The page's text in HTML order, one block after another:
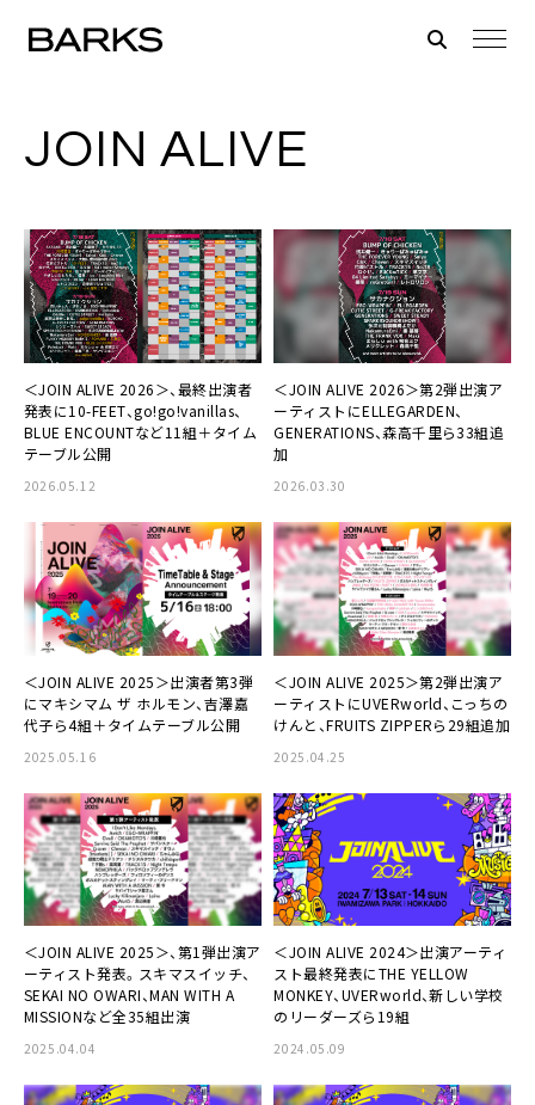
JOIN ALIVE
＜JOIN ALIVE 2026＞、最終出演者
発表に10-FEET、go!go!vanillas、
BLUE ENCOUNTなど11組＋タイム
テーブル公開
2026.05.12
＜JOIN ALIVE 2026＞第2弾出演ア
ーティストにELLEGARDEN、
GENERATIONS、森高千里ら33組追
加
2026.03.30
＜JOIN ALIVE 2025＞出演者第3弾
にマキシマム ザ ホルモン、吉澤嘉
代子ら4組＋タイムテーブル公開
2025.05.16
＜JOIN ALIVE 2025＞第2弾出演ア
ーティストにUVERworld、こっちの
けんと、FRUITS ZIPPERら29組追加
2025.04.25
＜JOIN ALIVE 2025＞、第1弾出演ア
ーティスト発表。スキマスイッチ、
SEKAI NO OWARI、MAN WITH A
MISSIONなど全35組出演
2025.04.04
＜JOIN ALIVE 2024＞出演アーティ
スト最終発表にTHE YELLOW
MONKEY、UVERworld、新しい学校
のリーダーズら19組
2024.05.09